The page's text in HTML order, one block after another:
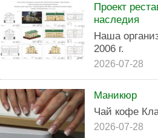
Проект
наследия
Наша
2006 г.
2026-07-28
Маникюр
Чай кофе
2026-07-28